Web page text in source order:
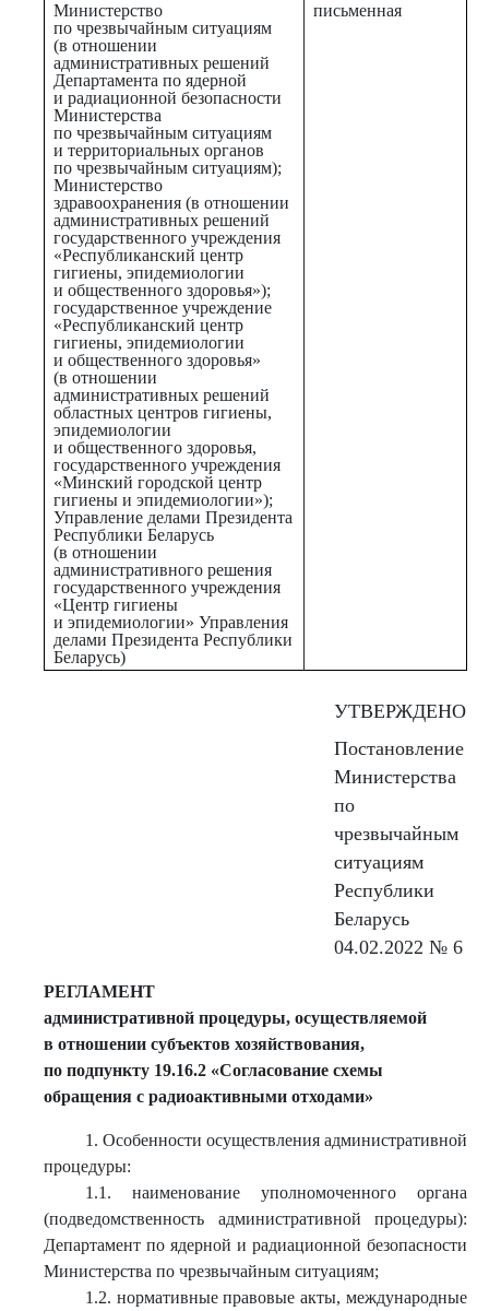
Министерство
по чрезвычайным ситуациям
(в отношении
административных решений
Департамента по ядерной
и радиационной безопасности
Министерства
по чрезвычайным ситуациям
и территориальных органов
по чрезвычайным ситуациям);
Министерство
здравоохранения (в отношении
административных решений
государственного учреждения
«Республиканский центр
гигиены, эпидемиологии
и общественного здоровья»);
государственное учреждение
«Республиканский центр
гигиены, эпидемиологии
и общественного здоровья»
(в отношении
административных решений
областных центров гигиены,
эпидемиологии
и общественного здоровья,
государственного учреждения
«Минский городской центр
гигиены и эпидемиологии»);
Управление делами Президента
Республики Беларусь
(в отношении
административного решения
государственного учреждения
«Центр гигиены
и эпидемиологии» Управления
делами Президента Республики
Беларусь)
письменная
УТВЕРЖДЕНО
Постановление
Министерства
по
чрезвычайным
ситуациям
Республики
Беларусь
04.02.2022 № 6
РЕГЛАМЕНТ
административной процедуры, осуществляемой
в отношении субъектов хозяйствования,
по подпункту 19.16.2 «Согласование схемы
обращения с радиоактивными отходами»
1. Особенности осуществления административной
процедуры:
1.1. наименование уполномоченного органа
(подведомственность административной процедуры):
Департамент по ядерной и радиационной безопасности
Министерства по чрезвычайным ситуациям;
1.2. нормативные правовые акты, международные